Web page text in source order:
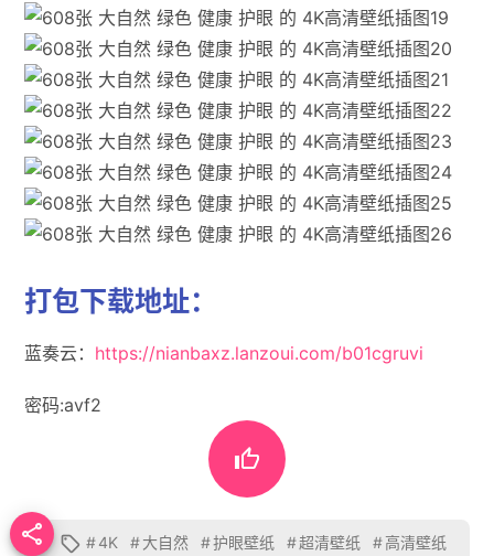
打包下载地址：
蓝奏云： https://nianbaxz.lanzoui.com/b01cgruvi
密码:avf2

  #4K #大自然 #护眼壁纸 #超清壁纸 #高清壁纸